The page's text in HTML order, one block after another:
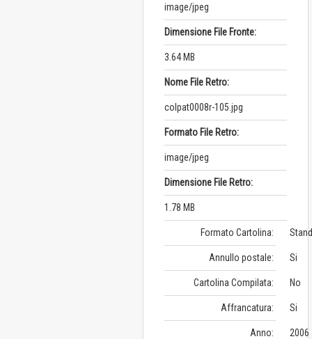
image/jpeg
Dimensione File Fronte:
3.64 MB
Nome File Retro:
colpat0008r-105.jpg
Formato File Retro:
image/jpeg
Dimensione File Retro:
1.78 MB
Formato Cartolina:
Annullo postale: Si
Cartolina Compilata: No
Affrancatura: Si
Anno: 2006